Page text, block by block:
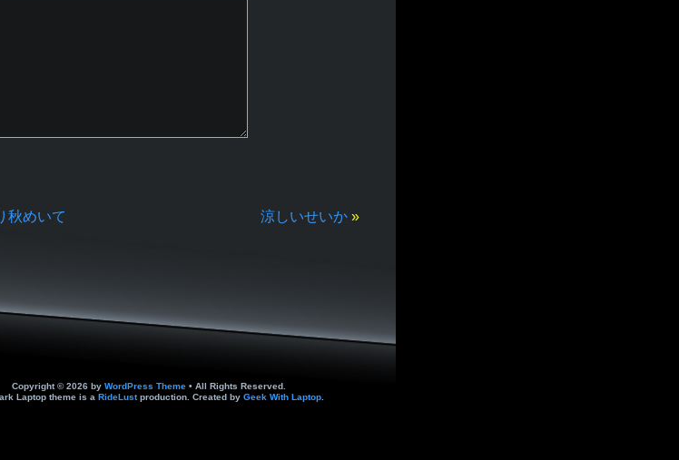
秋めいて 涼しいせいか »
Copyright © 2026 by WordPress Theme • All Rights Reserved.
Laptop theme is a RideLustproduction. Created by Geek With Laptop